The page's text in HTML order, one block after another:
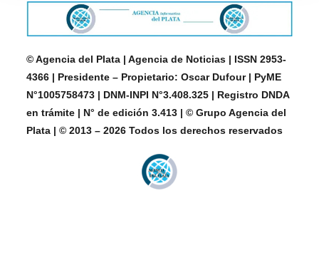
© Agencia del Plata | Agencia de Noticias | ISSN 2953-
4366 | Presidente – Propietario: Oscar Dufour | PyME
N°1005758473 | DNM-INPI N°3.408.325 | Registro DNDA
en trámite | N° de edición 3.413 | © Grupo Agencia del
Plata | © 2013 – 2026 Todos los derechos reservados